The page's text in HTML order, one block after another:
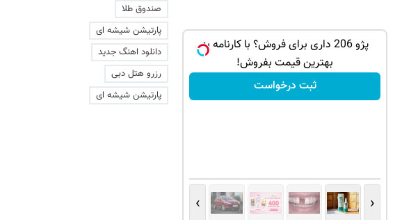
پژو 206 داری برای فروش؟ با کارنامه به
بهترین قیمت بفروش!
ثبت درخواست
‹
›
صندوق طلا
پارتیشن شیشه ای
دانلود اهنگ جدید
رزرو هتل دبی
پارتیشن شیشه ای